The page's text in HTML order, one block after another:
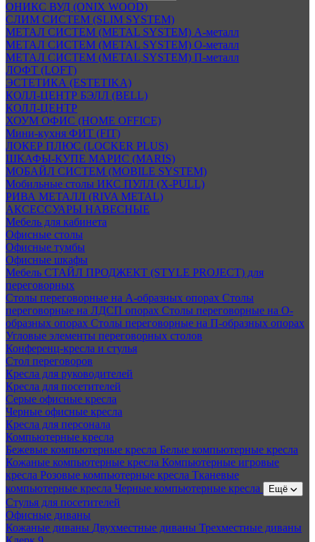
ОНИКС ВУД (ONIX WOOD)
СЛИМ СИСТЕМ (SLIM SYSTEM)
МЕТАЛ СИСТЕМ (METAL SYSTEM) А-металл
МЕТАЛ СИСТЕМ (METAL SYSTEM) О-металл
МЕТАЛ СИСТЕМ (METAL SYSTEM) П-металл
ЛОФТ (LOFT)
ЭСТЕТИКА (ESTETIKA)
КОЛЛ-ЦЕНТР БЭЛЛ (BELL)
КОЛЛ-ЦЕНТР
ХОУМ ОФИС (HOME OFFICE)
Мини-кухня ФИТ (FIT)
ЛОКЕР ПЛЮС (LOCKER PLUS)
ШКАФЫ-КУПЕ МАРИС (MARIS)
МОБАЙЛ СИСТЕМ (MOBILE SYSTEM)
Мобильные столы ИКС ПУЛЛ (X-PULL)
РИВА МЕТАЛЛ (RIVA METAL)
АКСЕССУАРЫ НАВЕСНЫЕ
Мебель для кабинета
Офисные столы
Офисные тумбы
Офисные шкафы
Мебель СТАЙЛ ПРОДЖЕКТ (STYLE PROJECT) для
переговорных
Столы переговорные на А-образных опорах Столы
переговорные на ЛДСП опорах Столы переговорные на О-
образных опорах Столы переговорные на П-образных опорах
Угловые элементы переговорных столов
Конференц-кресла и стулья
Стол переговоров
Кресла для руководителей
Кресла для посетителей
Серые офисные кресла
Черные офисные кресла
Кресла для персонала
Компьютерные кресла
Бежевые компьютерные кресла Белые компьютерные кресла
Кожаные компьютерные кресла Компьютерные игровые
кресла Розовые компьютерные кресла Тканевые
компьютерные кресла Черные компьютерные кресла Ещё
Стулья для посетителей
Офисные диваны
Кожаные диваны Двухместные диваны Трехместные диваны